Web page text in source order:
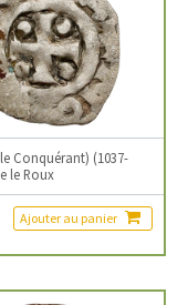
Conquérant) (1037-
le Roux
Ajouter au panier